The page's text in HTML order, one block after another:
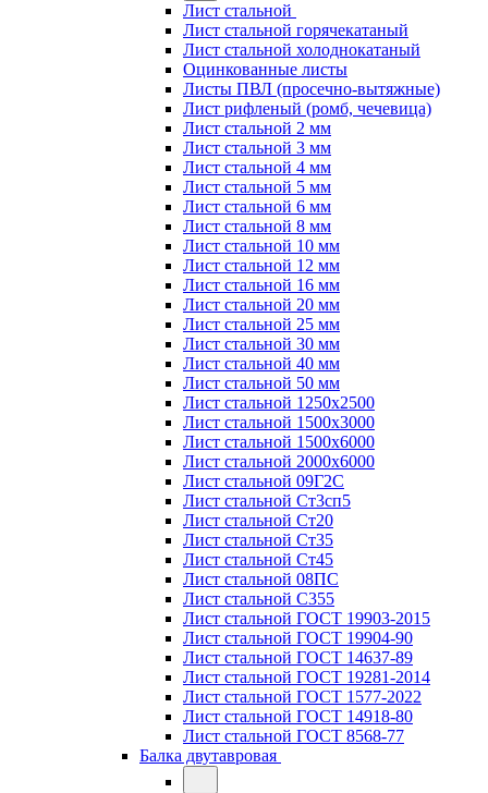
Лист стальной
Лист стальной горячекатаный
Лист стальной холоднокатаный
Оцинкованные листы
Листы ПВЛ (просечно-вытяжные)
Лист рифленый (ромб, чечевица)
Лист стальной 2 мм
Лист стальной 3 мм
Лист стальной 4 мм
Лист стальной 5 мм
Лист стальной 6 мм
Лист стальной 8 мм
Лист стальной 10 мм
Лист стальной 12 мм
Лист стальной 16 мм
Лист стальной 20 мм
Лист стальной 25 мм
Лист стальной 30 мм
Лист стальной 40 мм
Лист стальной 50 мм
Лист стальной 1250х2500
Лист стальной 1500х3000
Лист стальной 1500х6000
Лист стальной 2000х6000
Лист стальной 09Г2С
Лист стальной Ст3сп5
Лист стальной Ст20
Лист стальной Ст35
Лист стальной Ст45
Лист стальной 08ПС
Лист стальной С355
Лист стальной ГОСТ 19903-2015
Лист стальной ГОСТ 19904-90
Лист стальной ГОСТ 14637-89
Лист стальной ГОСТ 19281-2014
Лист стальной ГОСТ 1577-2022
Лист стальной ГОСТ 14918-80
Лист стальной ГОСТ 8568-77
Балка двутавровая